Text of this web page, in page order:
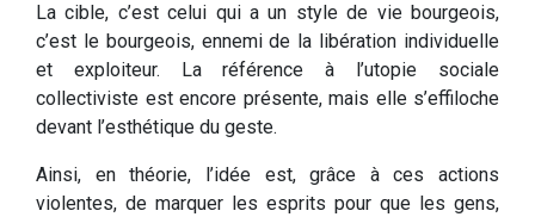
La cible, c’est celui qui a un style de vie bourgeois,
c’est le bourgeois, ennemi de la libération individuelle
et exploiteur. La référence à l’utopie sociale
collectiviste est encore présente, mais elle s’effiloche
devant l’esthétique du geste.
Ainsi, en théorie, l’idée est, grâce à ces actions
violentes, de marquer les esprits pour que les gens,